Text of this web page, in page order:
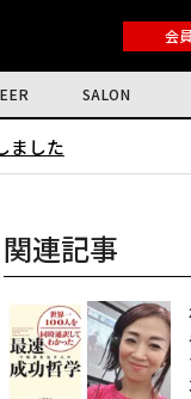
会
SALON
ました
関連記事